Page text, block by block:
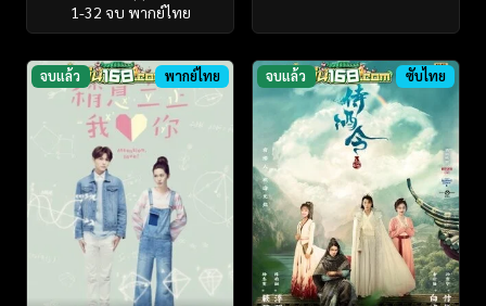
1-32 จบ พากย์ไทย
จบแล้ว พากย์ไทย จบแล้ว ซับไทย